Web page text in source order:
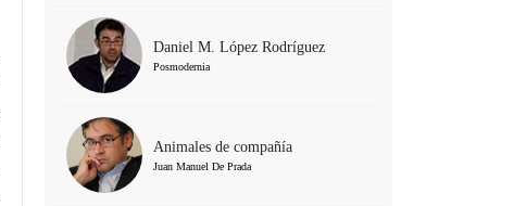
Daniel M. López Rodríguez
Posmodernia
Animales de compañía
Juan Manuel De Prada